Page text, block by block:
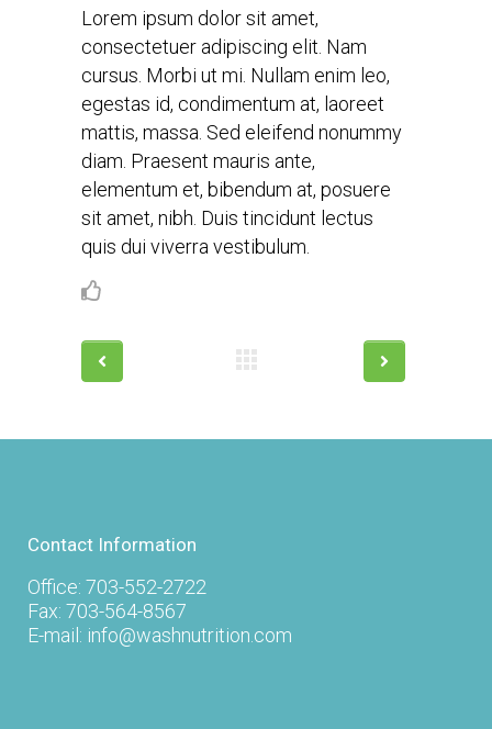
Lorem ipsum dolor sit amet,
consectetuer adipiscing elit. Nam
cursus. Morbi ut mi. Nullam enim leo,
egestas id, condimentum at, laoreet
mattis, massa. Sed eleifend nonummy
diam. Praesent mauris ante,
elementum et, bibendum at, posuere
sit amet, nibh. Duis tincidunt lectus
quis dui viverra vestibulum.
Contact Information
Office: 703-552-2722
Fax: 703-564-8567
E-mail: info@washnutrition.com